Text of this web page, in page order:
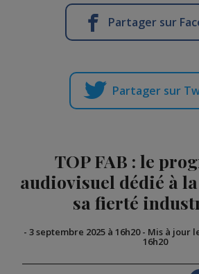
Partager sur
Partager sur
TOP FAB : le
audiovisuel dédié à
sa fierté
- 3 septembre 2025 à 16h20- Mis à jour
16h20